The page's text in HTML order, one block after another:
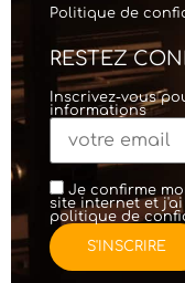
Politique de
RESTEZ
Inscrivez-vous
informations
Je confirme
site internet et
politique de